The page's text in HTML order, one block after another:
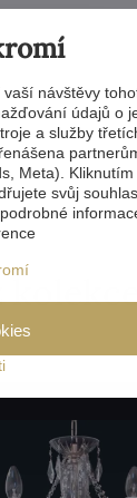
návštěvy
údajů o
a služby
Meta). Kliknutím
svůj